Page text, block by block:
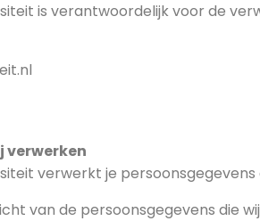
is verantwoordelijk voor de
verwerken
verwerkt je
van de persoonsgegevens die